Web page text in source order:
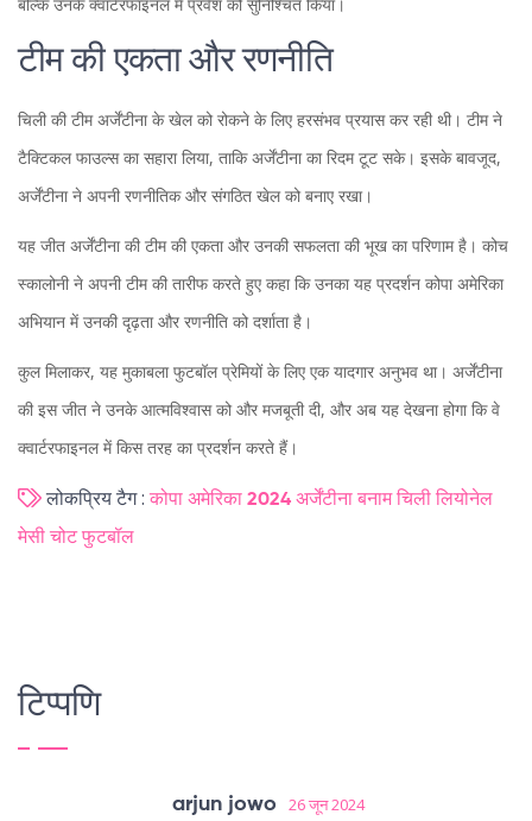
टीम की एकता और रणनीति
चिली की टीम अर्जेंटीना के खेल को रोकने के लिए हरसंभव प्रयास कर रही थी। टीम ने
टैक्टिकल फाउल्स का सहारा लिया, ताकि अर्जेंटीना का रिदम टूट सके। इसके बावजूद,
अर्जेंटीना ने अपनी रणनीतिक और संगठित खेल को बनाए रखा।
यह जीत अर्जेंटीना की टीम की एकता और उनकी सफलता की भूख का परिणाम है। कोच
स्कालोनी ने अपनी टीम की तारीफ करते हुए कहा कि उनका यह प्रदर्शन कोपा अमेरिका
अभियान में उनकी दृढ़ता और रणनीति को दर्शाता है।
कुल मिलाकर, यह मुकाबला फुटबॉल प्रेमियों के लिए एक यादगार अनुभव था। अर्जेंटीना
की इस जीत ने उनके आत्मविश्वास को और मजबूती दी, और अब यह देखना होगा कि वे
क्वार्टरफाइनल में किस तरह का प्रदर्शन करते हैं।
लोकप्रिय टैग : कोपा अमेरिका 2024 अर्जेंटीना बनाम चिली लियोनेल
मेसी चोट फुटबॉल
टिप्पणि
arjun jowo 26 जून 2024